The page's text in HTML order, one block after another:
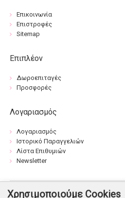
Επικοινωνία
Επιστροφές
Sitemap
Επιπλέον
Δωροεπιταγές
Προσφορές
Λογαριασμός
Λογαριασμός
Ιστορικό Παραγγελιών
Λίστα Επιθυμιών
Newsletter
Χρησιμοποιούμε Cookies